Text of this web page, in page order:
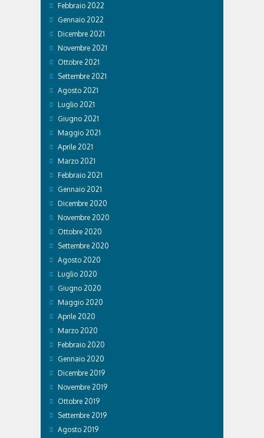
Febbraio 2022
Gennaio 2022
Dicembre 2021
Novembre 2021
Ottobre 2021
Settembre 2021
Agosto 2021
Luglio 2021
Giugno 2021
Maggio 2021
Aprile 2021
Marzo 2021
Febbraio 2021
Gennaio 2021
Dicembre 2020
Novembre 2020
Ottobre 2020
Settembre 2020
Agosto 2020
Luglio 2020
Giugno 2020
Maggio 2020
Aprile 2020
Marzo 2020
Febbraio 2020
Gennaio 2020
Dicembre 2019
Novembre 2019
Ottobre 2019
Settembre 2019
Agosto 2019